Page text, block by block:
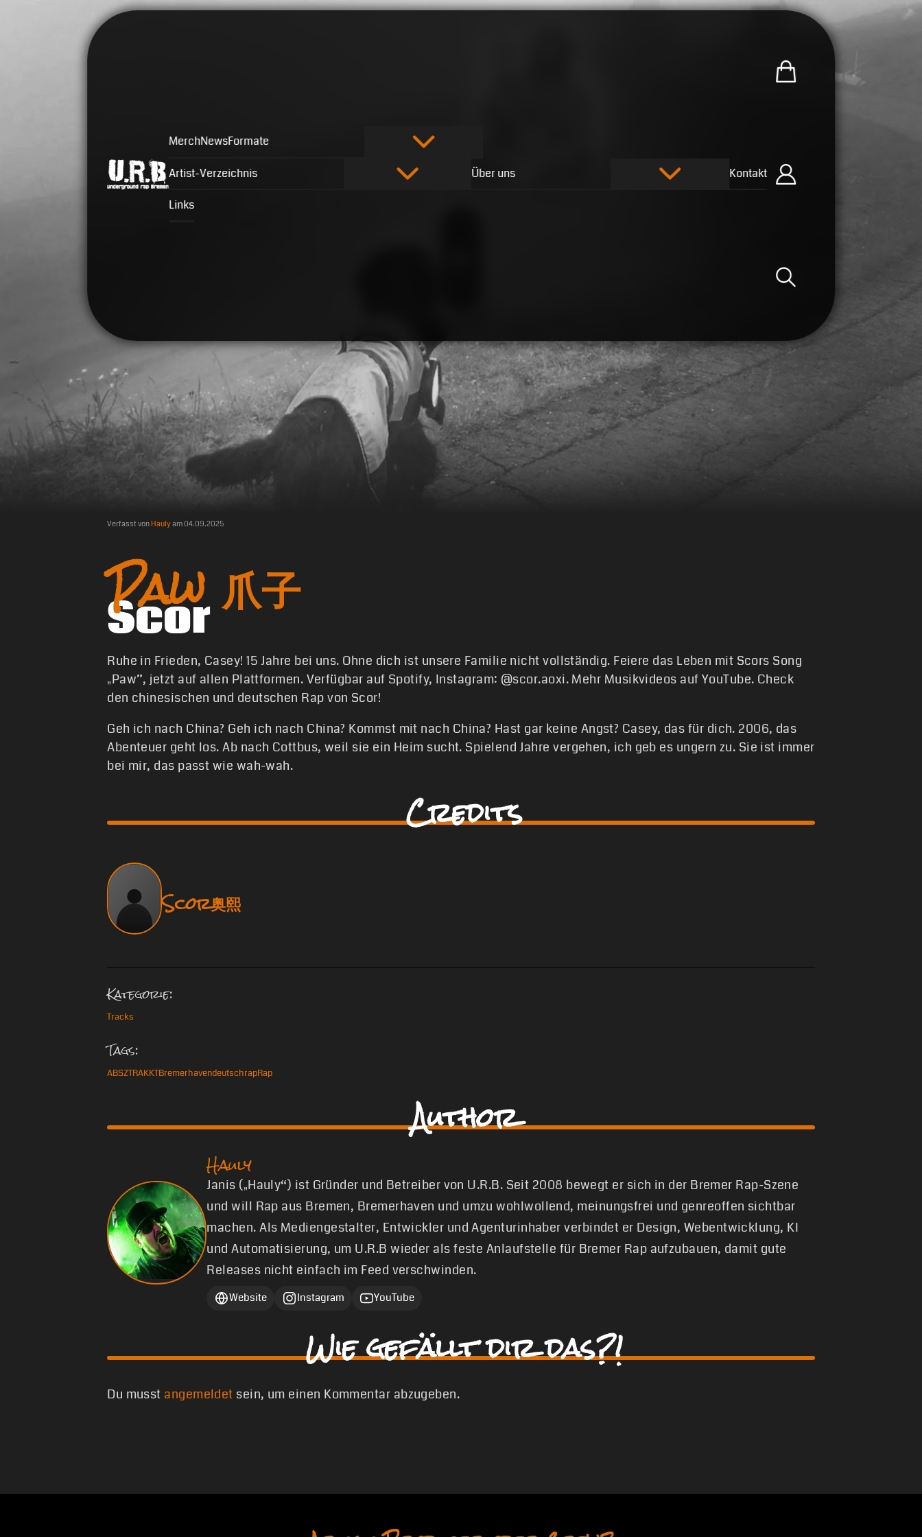
MerchNewsFormate
Artist-Verzeichnis Über uns Kontakt
Links
Zum U.R.B-Merchandise-
Einloggen
Suche öffnen
Verfasst von Haulyam04.09.2025
Paw 爪子
Scor
Ruhe in Frieden, Casey! 15 Jahre bei uns. Ohne dich ist unsere Familie nicht vollständig. Feiere das Leben mit Scors Song
„Paw”, jetzt auf allen Plattformen. Verfügbar auf Spotify, Instagram: @scor.aoxi. Mehr Musikvideos auf YouTube. Check
den chinesischen und deutschen Rap von Scor!
Geh ich nach China? Geh ich nach China? Kommst mit nach China? Hast gar keine Angst? Casey, das für dich. 2006, das
Abenteuer geht los. Ab nach Cottbus, weil sie ein Heim sucht. Spielend Jahre vergehen, ich geb es ungern zu. Sie ist immer
bei mir, das passt wie wah-wah.
Credits
Scor奥熙
Kategorie:
Tracks
Tags:
ABSZTRAKKTBremerhavendeutschrapRap
Author
Hauly
Janis („Hauly“) ist Gründer und Betreiber von U.R.B. Seit 2008 bewegt er sich in der Bremer Rap-Szene
und will Rap aus Bremen, Bremerhaven und umzu wohlwollend, meinungsfrei und genreoffen sichtbar
machen. Als Mediengestalter, Entwickler und Agenturinhaber verbindet er Design, Webentwicklung, KI
und Automatisierung, um U.R.B wieder als feste Anlaufstelle für Bremer Rap aufzubauen, damit gute
Releases nicht einfach im Feed verschwinden.
Website Instagram YouTube
Wie gefällt dir das?!
Du musst angemeldet sein, um einen Kommentar abzugeben.